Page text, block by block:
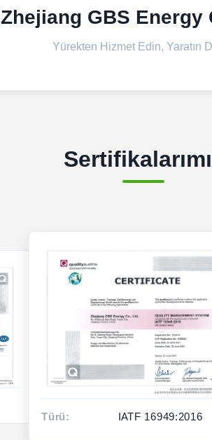
Zhejiang GBS Energy
Yürekten Hizmet Edin, Yaratın
Türü: ISO14001:2015